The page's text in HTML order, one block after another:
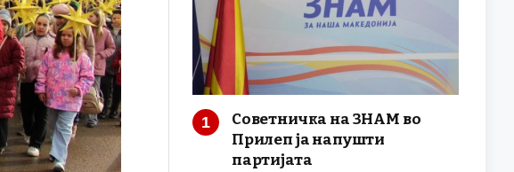
Советничка на ЗНАМ во
Прилеп ја напушти
партијата